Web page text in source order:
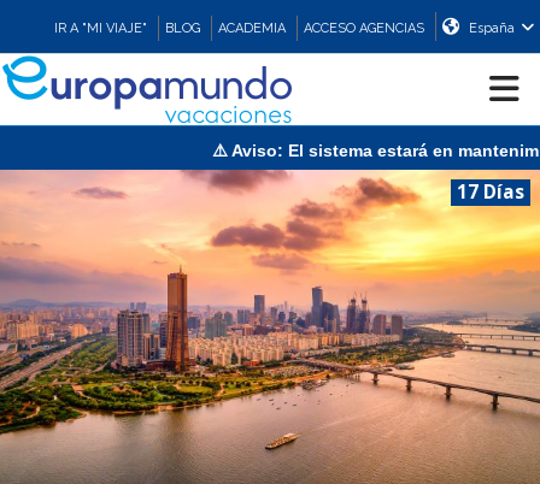
IR A "MI VIAJE" BLOG ACADEMIA ACCESO AGENCIAS España
CRUCEROS
EUROPA
ASIA
ORIENTE
PROMOCIONES
mantenimiento el domingo 9 de agosto de 13:00 a 15:30
17 Días